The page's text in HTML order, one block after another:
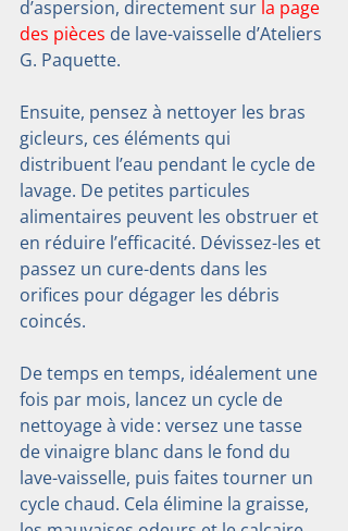
d’aspersion, directement sur la page
des pièces de lave-vaisselle d’Ateliers
G. Paquette.
Ensuite, pensez à nettoyer les bras
gicleurs, ces éléments qui
distribuent l’eau pendant le cycle de
lavage. De petites particules
alimentaires peuvent les obstruer et
en réduire l’efficacité. Dévissez-les et
passez un cure-dents dans les
orifices pour dégager les débris
coincés.
De temps en temps, idéalement une
fois par mois, lancez un cycle de
nettoyage à vide : versez une tasse
de vinaigre blanc dans le fond du
lave-vaisselle, puis faites tourner un
cycle chaud. Cela élimine la graisse,